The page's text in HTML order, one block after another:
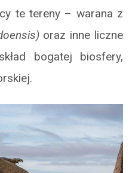
te tereny – warana z
oraz inne liczne
bogatej biosfery,